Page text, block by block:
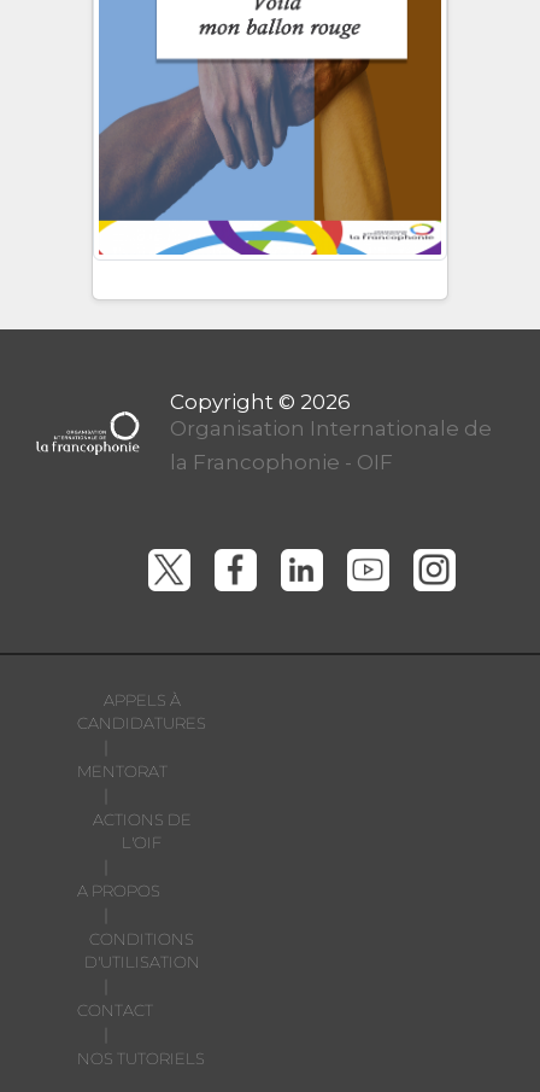
APPELS À
CANDIDATURES
MENTORAT
ACTIONS DE
L'OIF
A PROPOS
CONDITIONS
D'UTILISATION
CONTACT
NOS TUTORIELS
Organisation Internationale de
la Francophonie - OIF